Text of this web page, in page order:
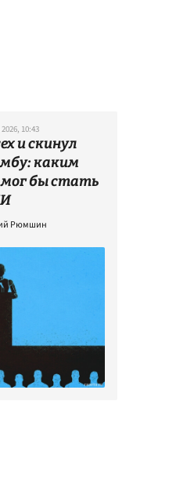
10:43
и скинул
каким
бы стать
Рюмшин